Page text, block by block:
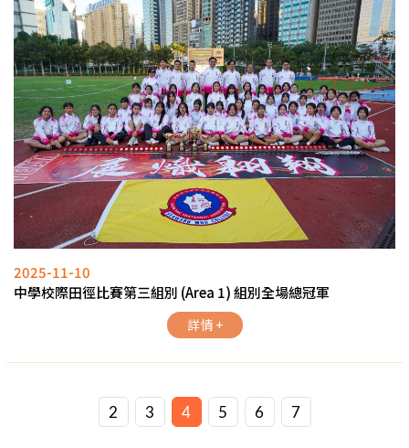
2025-11-10
中學校際田徑比賽第三組別 (Area 1) 組別全場總冠軍
詳情 +
2 3 4 5 6 7